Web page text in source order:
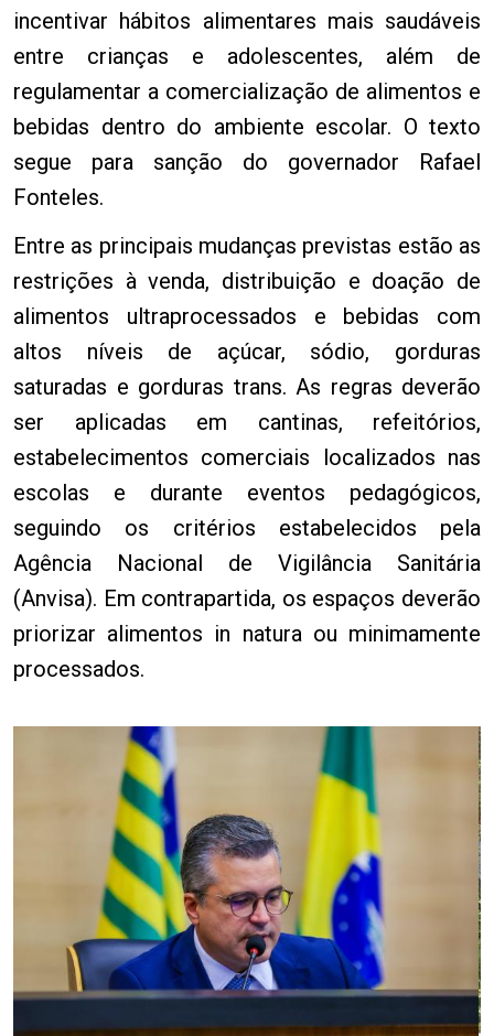
incentivar hábitos alimentares mais saudáveis
entre crianças e adolescentes, além de
regulamentar a comercialização de alimentos e
bebidas dentro do ambiente escolar. O texto
segue para sanção do governador Rafael
Fonteles.
Entre as principais mudanças previstas estão as
restrições à venda, distribuição e doação de
alimentos ultraprocessados e bebidas com
altos níveis de açúcar, sódio, gorduras
saturadas e gorduras trans. As regras deverão
ser aplicadas em cantinas, refeitórios,
estabelecimentos comerciais localizados nas
escolas e durante eventos pedagógicos,
seguindo os critérios estabelecidos pela
Agência Nacional de Vigilância Sanitária
(Anvisa). Em contrapartida, os espaços deverão
priorizar alimentos in natura ou minimamente
processados.